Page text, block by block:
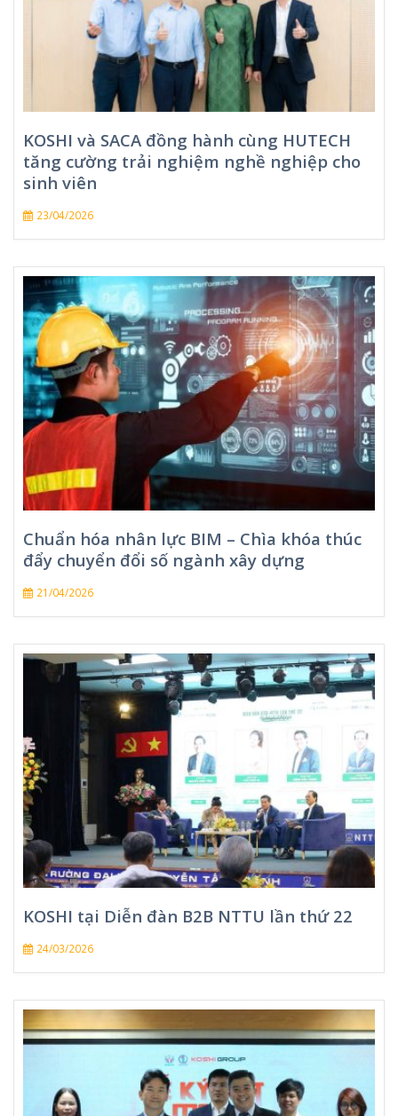
KOSHI và SACA đồng hành cùng HUTECH
tăng cường trải nghiệm nghề nghiệp cho
sinh viên
23/04/2026
Chuẩn hóa nhân lực BIM – Chìa khóa thúc
đẩy chuyển đổi số ngành xây dựng
21/04/2026
KOSHI tại Diễn đàn B2B NTTU lần thứ 22
24/03/2026